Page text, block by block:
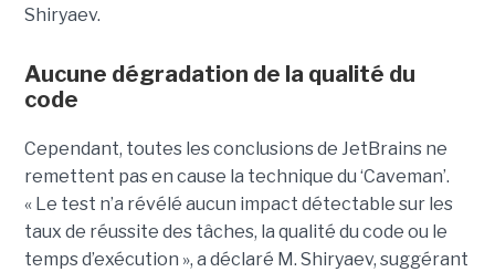
Shiryaev.
Aucune dégradation de la qualité du
code
Cependant, toutes les conclusions de JetBrains ne
remettent pas en cause la technique du ‘Caveman’.
« Le test n’a révélé aucun impact détectable sur les
taux de réussite des tâches, la qualité du code ou le
temps d’exécution », a déclaré M. Shiryaev, suggérant